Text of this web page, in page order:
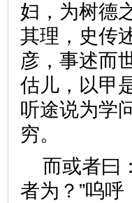
妇，为树德
其理，史传
彦，事述而
估儿，以甲
听途说为学
穷。
而或者曰
者为？”呜